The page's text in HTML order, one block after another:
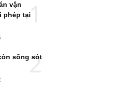
vận
phép tại
sống sót